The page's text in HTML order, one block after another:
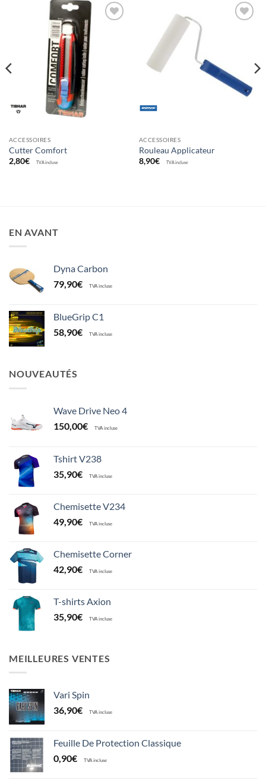
ACCESSOIRES
Cutter Comfort
2,80€ TVA incluse
ACCESSOIRES
Rouleau Applicateur
8,90€ TVA incluse
EN AVANT
Dyna Carbon
79,90€ TVA incluse
BlueGrip C1
58,90€ TVA incluse
NOUVEAUTÉS
Wave Drive Neo 4
150,00€ TVA incluse
Tshirt V238
35,90€ TVA incluse
Chemisette V234
49,90€ TVA incluse
Chemisette Corner
42,90€ TVA incluse
T-shirts Axion
35,90€ TVA incluse
MEILLEURES VENTES
Vari Spin
36,90€ TVA incluse
Feuille De Protection Classique
0,90€ TVA incluse